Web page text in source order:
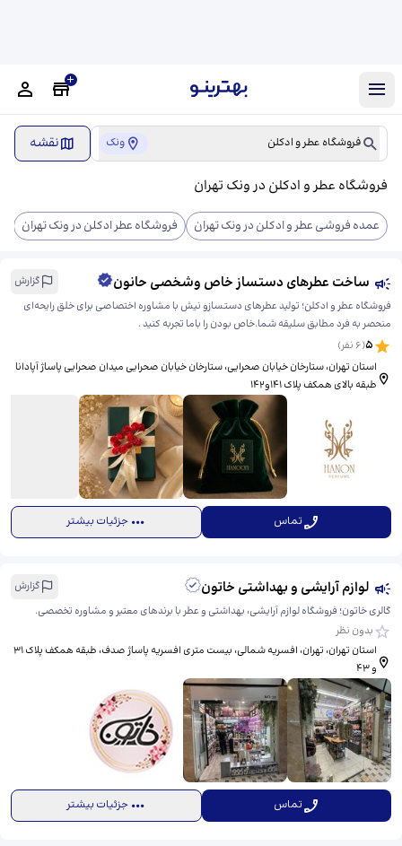
فروشگاه عطر و ادکلن ونک نقشه
فروشگاه عطر و ادکلن در ونک تهران
عمده فروشی عطر و ادکلن در ونک تهران فروشگاه عطر ادکلن در ونک تهران
ساخت عطرهای دستساز خاص وشخصی حانون
گزارش
فروشگاه عطر و ادکلن؛ تولید عطرهای دستسازو نیش با مشاوره اختصاصی برای خلق رایحه‌ای
منحصر به فرد مطابق سلیقه شما.خاص بودن را باما تجربه کنید .
5
(
6 نفر)
استان تهران، ستارخان خیابان صحرایی، ​ستارخان خیابان صحرایی میدان صحرایی پاساژ آپادانا
طبقه بالای همکف پلاک ۱۴۱و۱۴۲
تماس جزئیات بیشتر
لوازم آرایشی و بهداشتی خاتون
گزارش
گالری خاتون؛ فروشگاه لوازم آرایشی، بهداشتی و عطر با برندهای معتبر و مشاوره تخصصی.
بدون نظر
استان تهران، تهران، افسریه شمالی، بیست متری افسریه پاساژ صدف، ​طبقه همکف پلاک 31
و 43
تماس جزئیات بیشتر